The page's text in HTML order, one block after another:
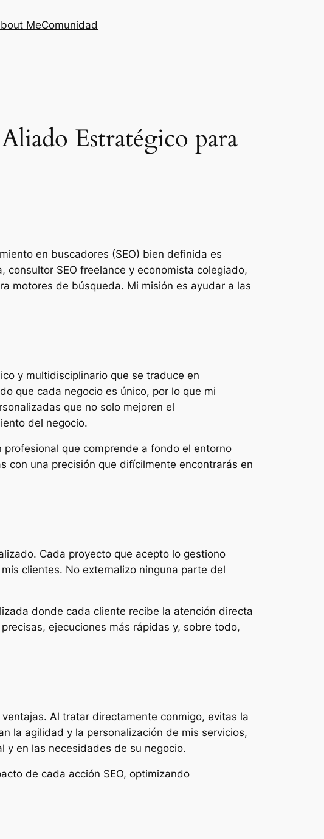
MeComunidad
Estratégico para
en buscadores (SEO) bien definida es
SEO freelance y economista colegiado,
motores de búsqueda. Mi misión es ayudar a las
y multidisciplinario que se traduce en
que cada negocio es único, por lo que mi
que no solo mejoren el
del negocio.
que comprende a fondo el entorno
con una precisión que difícilmente encontrarás en
Cada proyecto que acepto lo gestiono
clientes. No externalizo ninguna parte del
donde cada cliente recibe la atención directa
ejecuciones más rápidas y, sobre todo,
Al tratar directamente conmigo, evitas la
la agilidad y la personalización de mis servicios,
y en las necesidades de su negocio.
de cada acción SEO, optimizando